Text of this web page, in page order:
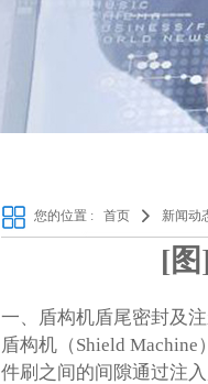
您的位置 : 首页 新闻动
[
一、盾构机盾尾密封及
盾构机 （Shield
件刷之间的间隙通过注